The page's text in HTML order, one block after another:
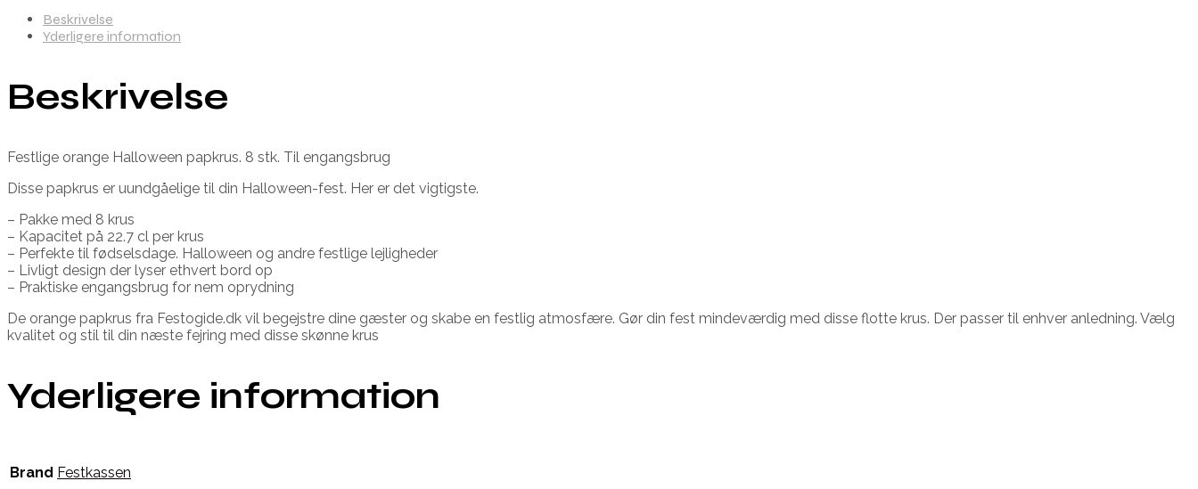
Beskrivelse
Yderligere information
Beskrivelse
Festlige orange Halloween papkrus. 8 stk. Til engangsbrug
Disse papkrus er uundgåelige til din Halloween-fest. Her er det vigtigste.
– Pakke med 8 krus
– Kapacitet på 22.7 cl per krus
– Perfekte til fødselsdage. Halloween og andre festlige lejligheder
– Livligt design der lyser ethvert bord op
– Praktiske engangsbrug for nem oprydning
De orange papkrus fra Festogide.dk vil begejstre dine gæster og skabe en festlig atmosfære. Gør din fest mindeværdig med disse flotte krus. Der passer til enhver anledning. Vælg
kvalitet og stil til din næste fejring med disse skønne krus
Yderligere information
Brand Festkassen